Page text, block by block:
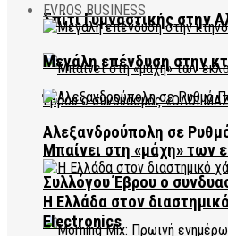
Σπίτι Γυμναστικής στην
Μπαίνει στη «μάχη» των
Συλλόγου Έβρου ο
EVROS BUSINESS
Μεγάλη επένδυση στην
Αλεξανδρούπολη σε
Η Ελλάδα στον
Electronics